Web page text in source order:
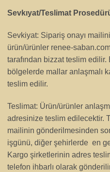
Sevkıyat/Teslimat
Sevkiyat: Sipariş onayı
ürün/ürünler renee-
tarafından bizzat teslim
bölgelerde mallar anlaşmalı
teslim edilir.
Teslimat: Ürün/ürünler
adresinize teslim edilecektir.
mailinin gönderilmesinden
işgünü, diğer şehirlerde en
Kargo şirketlerinin adres
telefon ihbarlı olarak